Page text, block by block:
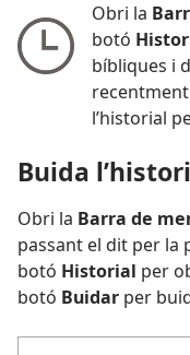
Obri la
botó
bíbliques i
l’historial
Buida
Obri la Barra de
passant el dit per la
botó Historial per
botó Buidar per